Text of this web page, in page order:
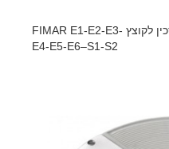
סכין לקוצץ FIMAR E1-E2-E3-
E4-E5-E6–S1-S2